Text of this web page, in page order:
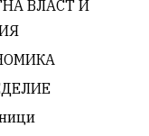
СелинКларънс
ВЛАСТ И